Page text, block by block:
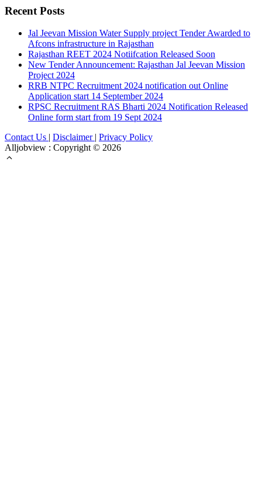
Recent Posts
Jal Jeevan Mission Water Supply project Tender Awarded to
Afcons infrastructure in Rajasthan
Rajasthan REET 2024 Notiifcation Released Soon
New Tender Announcement: Rajasthan Jal Jeevan Mission
Project 2024
RRB NTPC Recruitment 2024 notification out Online
Application start 14 September 2024
RPSC Recruitment RAS Bharti 2024 Notification Released
Online form start from 19 Sept 2024
Contact Us | Disclaimer | Privacy Policy
Alljobview : Copyright © 2026